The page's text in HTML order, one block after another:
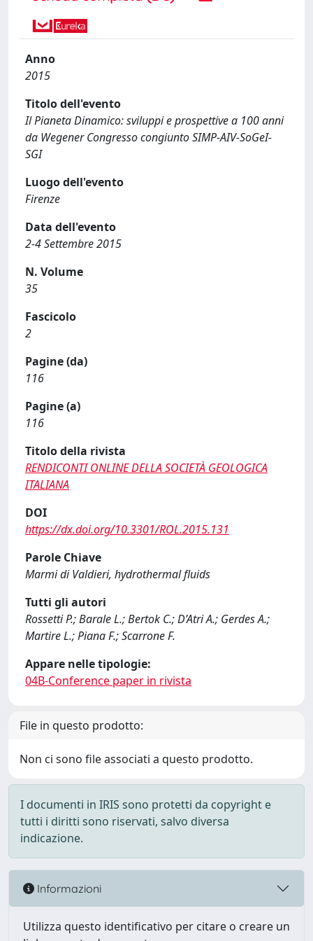
Anno
2015
Titolo dell'evento
Il Pianeta Dinamico: sviluppi e prospettive a 100 anni
da Wegener Congresso congiunto SIMP-AIV-SoGeI-
SGI
Luogo dell'evento
Firenze
Data dell'evento
2-4 Settembre 2015
N. Volume
35
Fascicolo
2
Pagine (da)
116
Pagine (a)
116
Titolo della rivista
RENDICONTI ONLINE DELLA SOCIETÀ GEOLOGICA
ITALIANA
DOI
https://dx.doi.org/10.3301/ROL.2015.131
Parole Chiave
Marmi di Valdieri, hydrothermal fluids
Tutti gli autori
Rossetti P.; Barale L.; Bertok C.; D’Atri A.; Gerdes A.;
Martire L.; Piana F.; Scarrone F.
Appare nelle tipologie:
04B-Conference paper in rivista
File in questo prodotto:
Non ci sono file associati a questo prodotto.
I documenti in IRIS sono protetti da copyright e
tutti i diritti sono riservati, salvo diversa
indicazione.
Informazioni
Utilizza questo identificativo per citare o creare un